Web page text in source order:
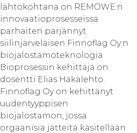
lähtökohtana on REMOWE:n
innovaatioprosesseissa
parhaiten pärjännyt
siilinjärveläisen Finnoflag Oy:n
biojalostamoteknologia.
Bioprosessin kehittäjä on
dosentti Elias Hakalehto.
Finnoflag Oy on kehittänyt
uudentyyppisen
biojalostamon, jossa
orgaanisia jätteitä käsitellään